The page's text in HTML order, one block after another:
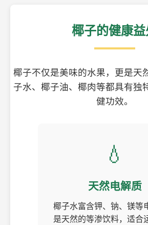
椰子的健康
椰子不仅是美味的水果，更是天
子水、椰子油、椰肉等都具有独
健功效。
💧
天然电解质
椰子水富含钾、钠、镁等
是天然的等渗饮料，适合